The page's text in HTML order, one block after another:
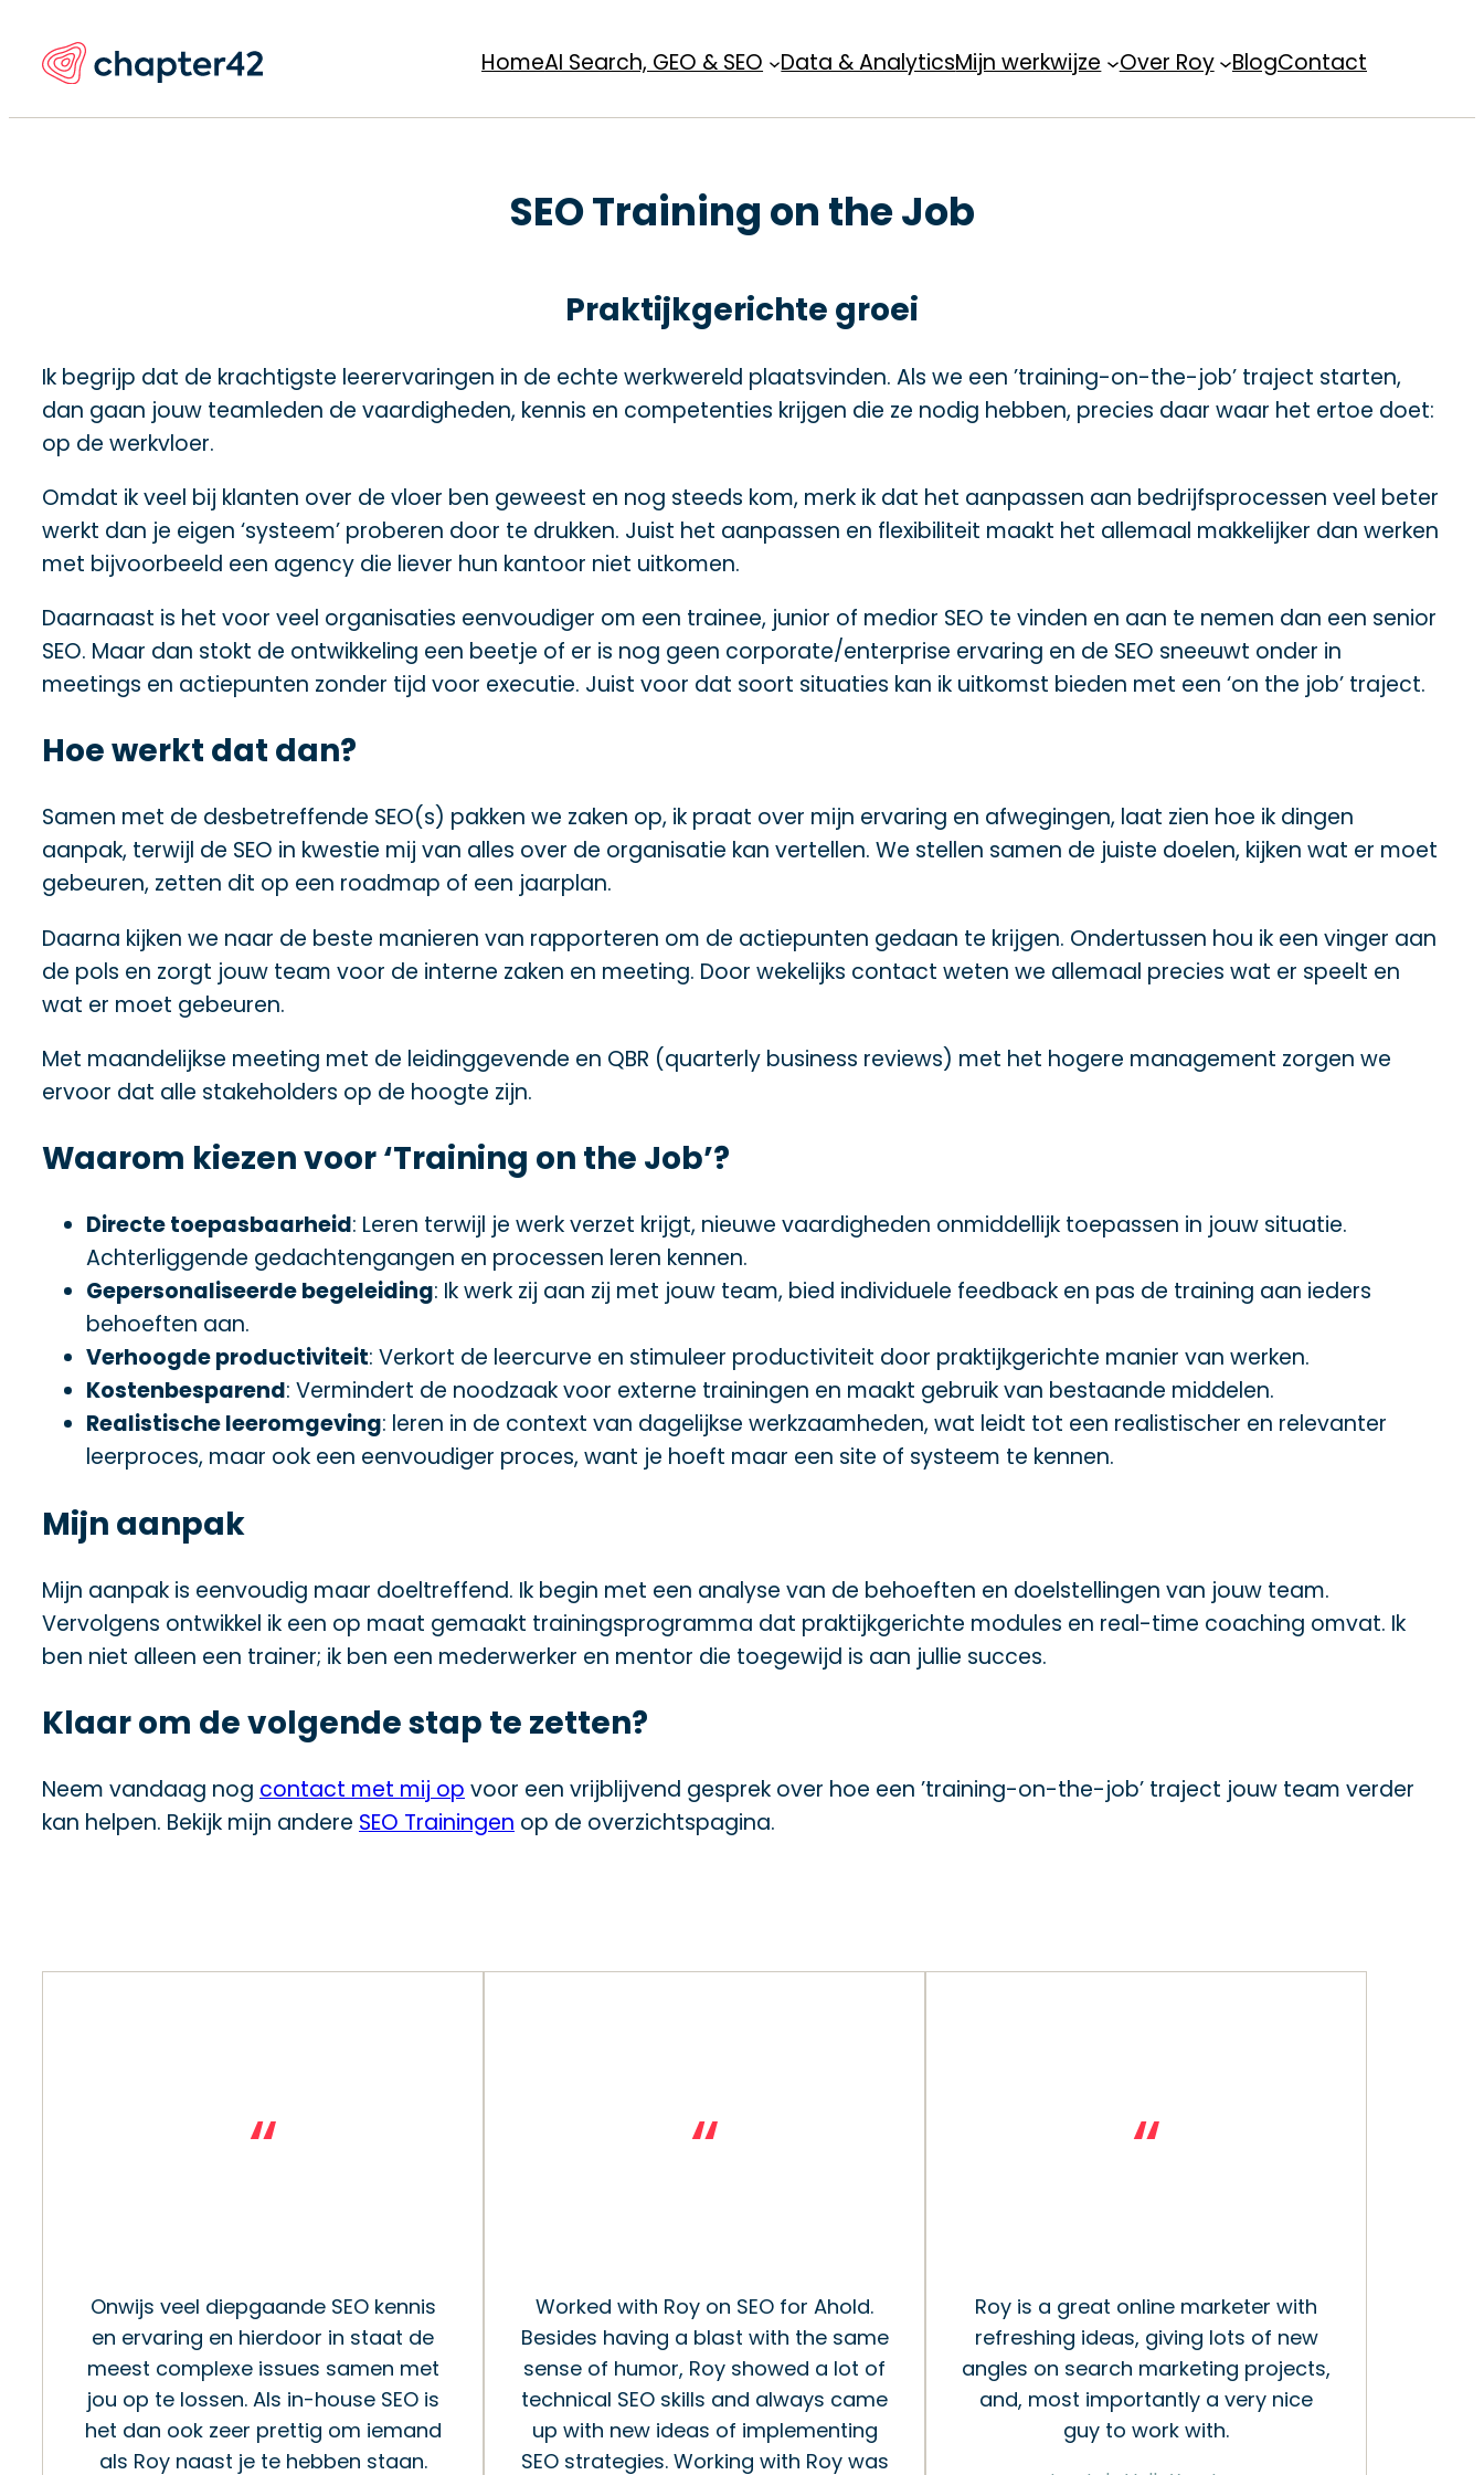
naar
inhoud
HomeAI Search, GEO & SEO Data & AnalyticsMijn werkwijze Over Roy BlogContact
SEO Training on the Job
Praktijkgerichte groei
Ik begrijp dat de krachtigste leerervaringen in de echte werkwereld plaatsvinden. Als we een ’training-on-the-job’ traject starten,
dan gaan jouw teamleden de vaardigheden, kennis en competenties krijgen die ze nodig hebben, precies daar waar het ertoe doet:
op de werkvloer.
Omdat ik veel bij klanten over de vloer ben geweest en nog steeds kom, merk ik dat het aanpassen aan bedrijfsprocessen veel beter
werkt dan je eigen ‘systeem’ proberen door te drukken. Juist het aanpassen en flexibiliteit maakt het allemaal makkelijker dan werken
met bijvoorbeeld een agency die liever hun kantoor niet uitkomen.
Daarnaast is het voor veel organisaties eenvoudiger om een trainee, junior of medior SEO te vinden en aan te nemen dan een senior
SEO. Maar dan stokt de ontwikkeling een beetje of er is nog geen corporate/enterprise ervaring en de SEO sneeuwt onder in
meetings en actiepunten zonder tijd voor executie. Juist voor dat soort situaties kan ik uitkomst bieden met een ‘on the job’ traject.
Hoe werkt dat dan?
Samen met de desbetreffende SEO(s) pakken we zaken op, ik praat over mijn ervaring en afwegingen, laat zien hoe ik dingen
aanpak, terwijl de SEO in kwestie mij van alles over de organisatie kan vertellen. We stellen samen de juiste doelen, kijken wat er moet
gebeuren, zetten dit op een roadmap of een jaarplan.
Daarna kijken we naar de beste manieren van rapporteren om de actiepunten gedaan te krijgen. Ondertussen hou ik een vinger aan
de pols en zorgt jouw team voor de interne zaken en meeting. Door wekelijks contact weten we allemaal precies wat er speelt en
wat er moet gebeuren.
Met maandelijkse meeting met de leidinggevende en QBR (quarterly business reviews) met het hogere management zorgen we
ervoor dat alle stakeholders op de hoogte zijn.
Waarom kiezen voor ‘Training on the Job’?
Directe toepasbaarheid: Leren terwijl je werk verzet krijgt, nieuwe vaardigheden onmiddellijk toepassen in jouw situatie.
Achterliggende gedachtengangen en processen leren kennen.
Gepersonaliseerde begeleiding: Ik werk zij aan zij met jouw team, bied individuele feedback en pas de training aan ieders
behoeften aan.
Verhoogde productiviteit: Verkort de leercurve en stimuleer productiviteit door praktijkgerichte manier van werken.
Kostenbesparend: Vermindert de noodzaak voor externe trainingen en maakt gebruik van bestaande middelen.
Realistische leeromgeving: leren in de context van dagelijkse werkzaamheden, wat leidt tot een realistischer en relevanter
leerproces, maar ook een eenvoudiger proces, want je hoeft maar een site of systeem te kennen.
Mijn aanpak
Mijn aanpak is eenvoudig maar doeltreffend. Ik begin met een analyse van de behoeften en doelstellingen van jouw team.
Vervolgens ontwikkel ik een op maat gemaakt trainingsprogramma dat praktijkgerichte modules en real-time coaching omvat. Ik
ben niet alleen een trainer; ik ben een mederwerker en mentor die toegewijd is aan jullie succes.
Klaar om de volgende stap te zetten?
Neem vandaag nog contact met mij op voor een vrijblijvend gesprek over hoe een ’training-on-the-job’ traject jouw team verder
kan helpen. Bekijk mijn andere SEO Trainingen op de overzichtspagina.
“
Onwijs veel diepgaande SEO kennis
en ervaring en hierdoor in staat de
meest complexe issues samen met
jou op te lossen. Als in-house SEO is
het dan ook zeer prettig om iemand
als Roy naast je te hebben staan.
“
Worked with Roy on SEO for Ahold.
Besides having a blast with the same
sense of humor, Roy showed a lot of
technical SEO skills and always came
up with new ideas of implementing
SEO strategies. Working with Roy was
“
Roy is a great online marketer with
refreshing ideas, giving lots of new
angles on search marketing projects,
and, most importantly a very nice
guy to work with.